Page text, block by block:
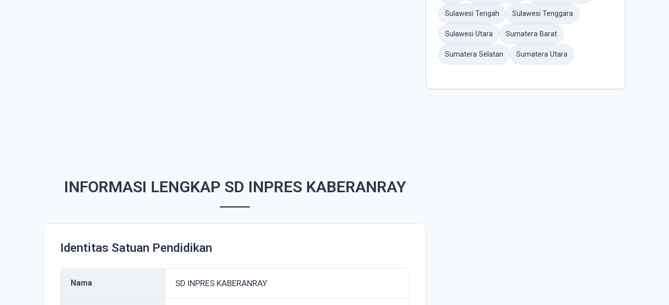
INFORMASI LENGKAP SD INPRES KABERANRAY
Identitas Satuan Pendidikan
Nama SD INPRES KABERANRAY
Sulawesi Tengah Sulawesi Tenggara
Sulawesi Utara Sumatera Barat
Sumatera Selatan Sumatera Utara